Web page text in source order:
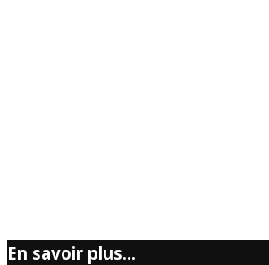
En savoir plus...